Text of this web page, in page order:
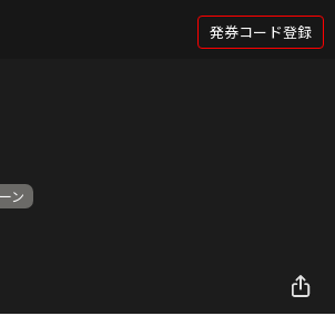
発券コード登録
ン